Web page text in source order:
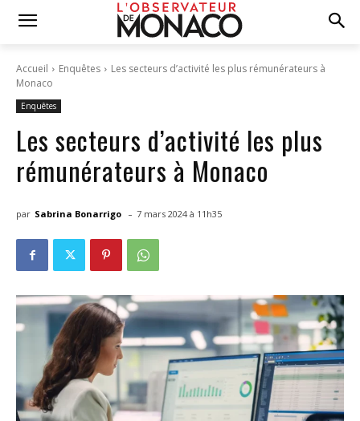
Accueil Enquêtes
Les secteurs d’activité les plus rémunérateurs à
Monaco
Enquêtes
Les secteurs d’activité les plus
rémunérateurs à Monaco
par Sabrina Bonarrigo - 7 mars 2024 à 11h35